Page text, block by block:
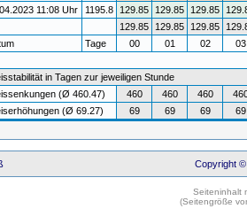
11:08 Uhr
1195.8 129.85 129.85 129.85
129.85
129.85 129.85
Tage 00 01 02
in Tagen zur jeweiligen Stunde
(Ø 460.47)
460 460 460
(Ø 69.27)
69 69 69 69
Copyright ©
Seiteninhalt
(Seitengröße